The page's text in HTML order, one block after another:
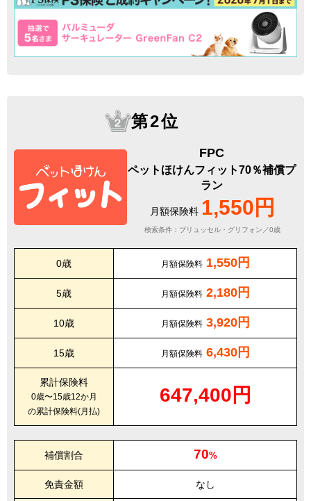
第2位
FPC
ペットほけんフィット70％補償プ
ラン
月額保険料 1,550円
検索条件：ブリュッセル・グリフォン／0歳
0歳 月額保険料 1,550円
5歳 月額保険料 2,180円
10歳 月額保険料 3,920円
15歳 月額保険料 6,430円
累計保険料
0歳〜15歳12か月
の累計保険料(月払)
647,400円
補償割合 70%
免責金額 なし